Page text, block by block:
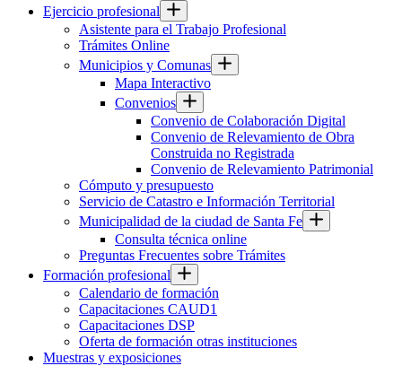
Ejercicio profesional
Asistente para el Trabajo Profesional
Trámites Online
Municipios y Comunas
Mapa Interactivo
Convenios
Convenio de Colaboración Digital
Convenio de Relevamiento de Obra
Construida no Registrada
Convenio de Relevamiento Patrimonial
Cómputo y presupuesto
Servicio de Catastro e Información Territorial
Municipalidad de la ciudad de Santa Fe
Consulta técnica online
Preguntas Frecuentes sobre Trámites
Formación profesional
Calendario de formación
Capacitaciones CAUD1
Capacitaciones DSP
Oferta de formación otras instituciones
Muestras y exposiciones